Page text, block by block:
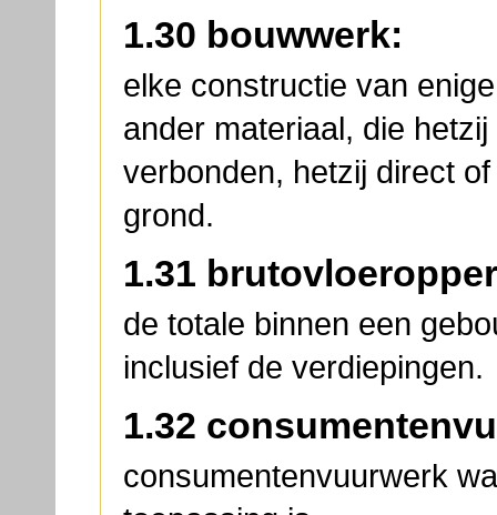
1.30 bouwwerk:
elke constructie van
ander materiaal, die
verbonden, hetzij direct
grond.
1.31
de totale binnen een
inclusief de verdiepingen.
1.32
consumentenvuurwerk